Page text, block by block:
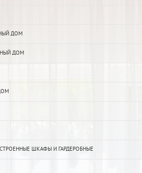
ДОМ
ДОМ
ШКАФЫ И ГАРДЕРОБНЫЕ